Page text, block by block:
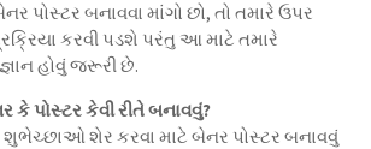
પોસ્ટર બનાવવા માંગો છો, તો તમારે ઉપર
કરવી પડશે પરંતુ આ માટે તમારે
હોવું જરૂરી છે.
કે પોસ્ટર કેવી રીતે બનાવવું?
શુભેચ્છાઓ શેર કરવા માટે બેનર પોસ્ટર બનાવવું